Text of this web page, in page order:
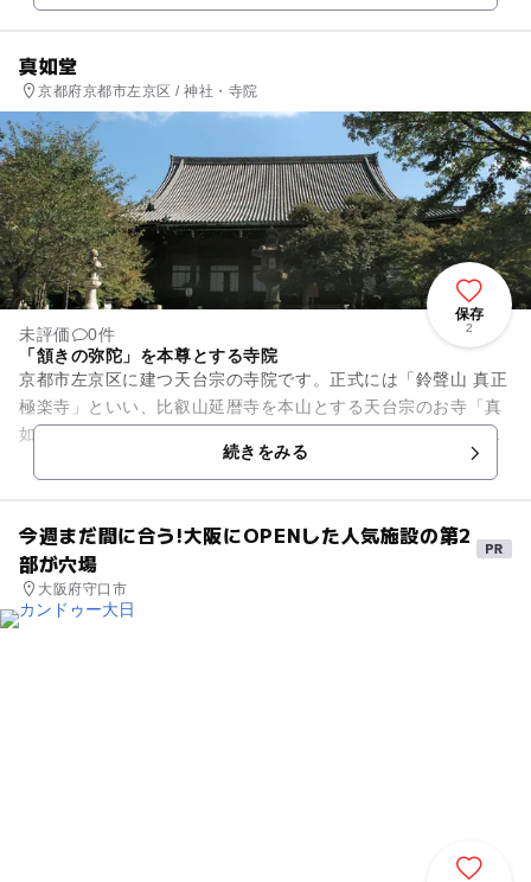
真如堂
京都府京都市左京区 / 神社・寺院
保存
2
未評価
0件
「頷きの弥陀」を本尊とする寺院
京都市左京区に建つ天台宗の寺院です。正式には「鈴聲山 真正
極楽寺」といい、比叡山延暦寺を本山とする天台宗のお寺「真
如堂」。「真正極楽寺」というのはその字の通り、「極楽寺と
いう寺は多いけれど、この...続きをみる
今週まだ間に合う!大阪にOPENした人気施設の第2
部が穴場
大阪府守口市